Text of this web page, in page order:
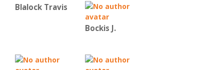
Blalock Travis
Bockis J.